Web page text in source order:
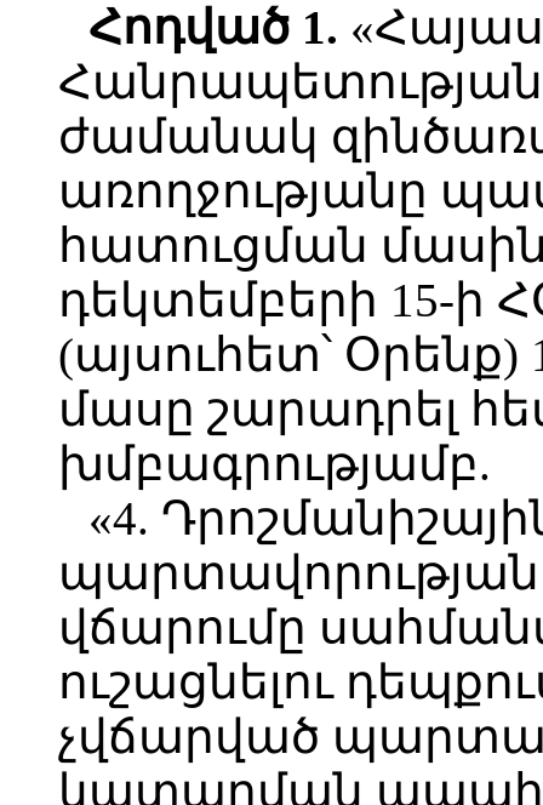
Հոդված 1.
ժամանակ
առողջությանը
հատուցման
դեկտեմբերի 15-ի
(այսուհետ՝ Օրենք)
մասը շարադրել
խմբագրությամբ.
«4.
պարտավորության
վճարումը
ուշացնելու
չվճարված
կատարման